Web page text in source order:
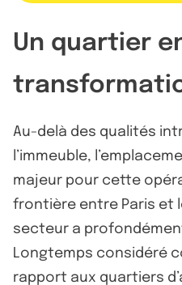
Un quartier
Au-delà des qualités
l’immeuble,
majeur pour cette
frontière entre Paris et
secteur a
Longtemps considéré
rapport aux quartiers